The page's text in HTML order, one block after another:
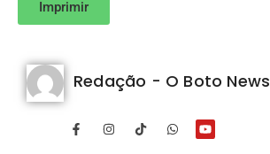
Imprimir
Redação - O Boto News